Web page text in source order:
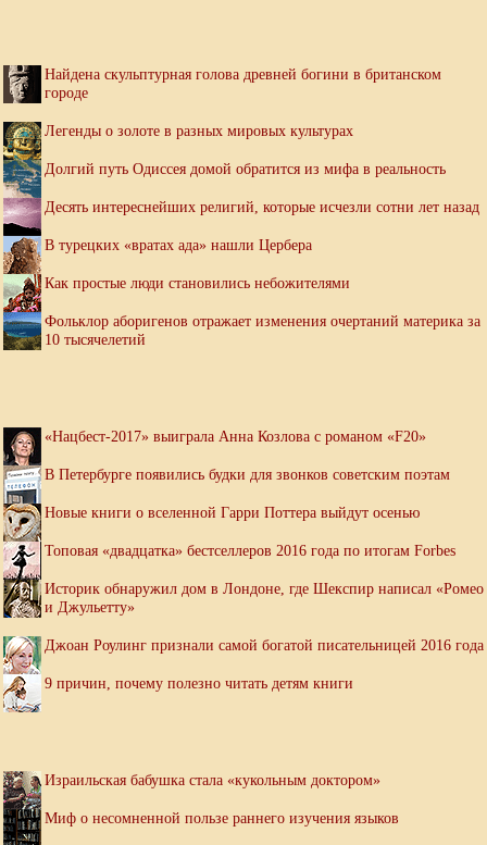
Найдена скульптурная голова древней богини в британском
городе
Легенды о золоте в разных мировых культурах
Долгий путь Одиссея домой обратится из мифа в реальность
Десять интереснейших религий, которые исчезли сотни лет назад
В турецких «вратах ада» нашли Цербера
Как простые люди становились небожителями
Фольклор аборигенов отражает изменения очертаний материка за
10 тысячелетий
«Нацбест-2017» выиграла Анна Козлова с романом «F20»
В Петербурге появились будки для звонков советским поэтам
Новые книги о вселенной Гарри Поттера выйдут осенью
Топовая «двадцатка» бестселлеров 2016 года по итогам Forbes
Историк обнаружил дом в Лондоне, где Шекспир написал «Ромео
и Джульетту»
Джоан Роулинг признали самой богатой писательницей 2016 года
9 причин, почему полезно читать детям книги
Израильская бабушка стала «кукольным доктором»
Миф о несомненной пользе раннего изучения языков